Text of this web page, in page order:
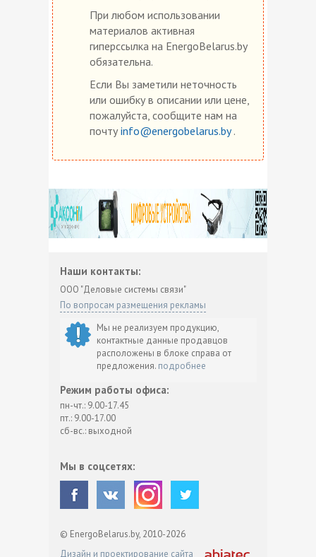
При любом использовании
материалов активная
гиперссылка на EnergoBelarus.by
обязательна.
Если Вы заметили неточность
или ошибку в описании или цене,
пожалуйста, сообщите нам на
почту info@energobelarus.by.
Наши контакты:
ООО "Деловые системы связи"
По вопросам размещения рекламы
Мы не реализуем продукцию,
контактные данные продавцов
расположены в блоке справа от
предложения. подробнее
Режим работы офиса:
пн-чт.: 9.00-17.45
пт.: 9.00-17.00
сб-вс.: выходной
Мы в соцсетях:
© EnergoBelarus.by, 2010-2026
Дизайн и проектирование сайта